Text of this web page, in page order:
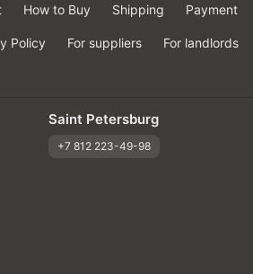
How to Buy Shipping Payment
Policy For suppliers For landlords
Saint Petersburg
+7 812 223-49-98